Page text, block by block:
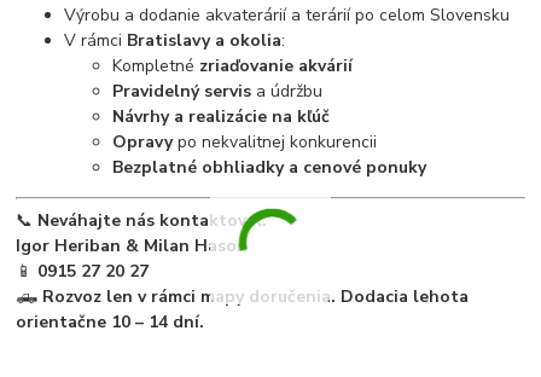
Výrobu a dodanie akvaterárií a terárií po celom Slovensku
V rámci Bratislavy a okolia:
Kompletné zriaďovanie akvárií
Pravidelný servis a údržbu
Návrhy a realizácie na kľúč
Opravypo nekvalitnej konkurencii
Bezplatné obhliadky a cenové ponuky
📞 Neváhajte nás kontaktovať:
Igor Heriban & Milan Hason
📱 0915 27 20 27
🛻 Rozvoz len v rámci mapy doručenia. Dodacia lehota
orientačne 10 – 14 dní.